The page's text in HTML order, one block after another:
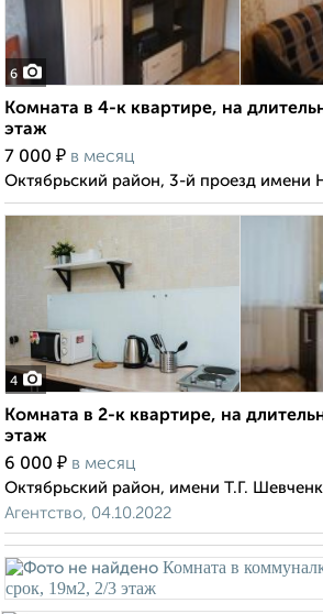
6
Комната в 4-к квартире, на
этаж
7 000 ₽ в месяц
Октябрьский район, 3-й проезд имени
4
Комната в 2-к квартире, на
этаж
6 000 ₽ в месяц
Октябрьский район, имени Т.Г.
Агентство, 04.10.2022